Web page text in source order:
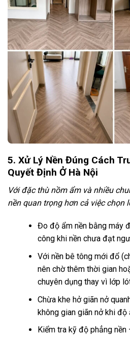
5. Xử Lý Nền Đúng Cách
Quyết Định Ở Hà Nội
Với đặc thù nồm ẩm và nhiều
nền quan trọng hơn cả việc chọn
Đo độ ẩm nền bằng máy
công khi nền chưa đạt
Với nền bê tông mới đổ
nên chờ thêm thời gian
chuyên dụng thay vì lớp
Chừa khe hở giãn nở
không gian giãn nở khi
Kiểm tra kỹ độ phẳng